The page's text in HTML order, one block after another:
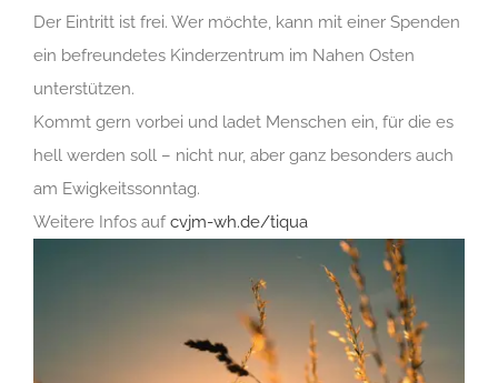
Der Eintritt ist frei. Wer möchte, kann mit einer Spenden
ein befreundetes Kinderzentrum im Nahen Osten
unterstützen.
Kommt gern vorbei und ladet Menschen ein, für die es
hell werden soll – nicht nur, aber ganz besonders auch
am Ewigkeitssonntag.
Weitere Infos aufcvjm-wh.de/tiqua